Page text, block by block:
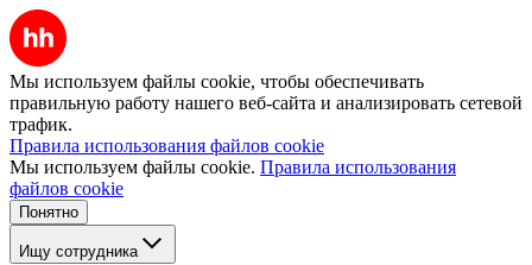
Мы используем файлы cookie, чтобы обеспечивать
правильную работу нашего веб-сайта и анализировать сетевой
трафик.
Правила использования файлов cookie
Мы используем файлы cookie. Правила использования
файлов cookie
Понятно
Ищу сотрудника